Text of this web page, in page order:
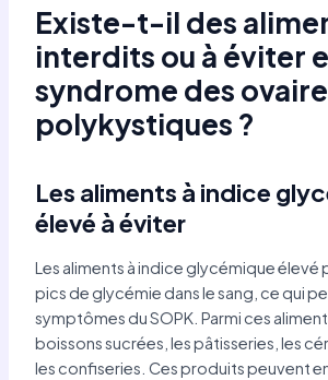
Existe-t-il des
interdits ou à éviter
syndrome des
polykystiques ?
Les aliments à indice
élevé à éviter
Les aliments à indice glycémique
pics de glycémie dans le sang, ce qui
symptômes du SOPK. Parmi ces
boissons sucrées, les pâtisseries, les
les confiseries. Ces produits peuvent